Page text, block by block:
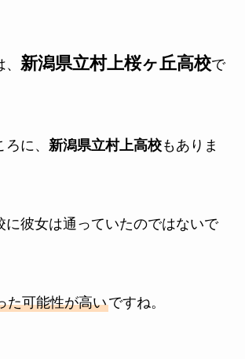
新潟県立村上桜ヶ丘高校で
に、 新潟県立村上高校もありま
に彼女は通っていたのではないで
た可能性が高いですね。